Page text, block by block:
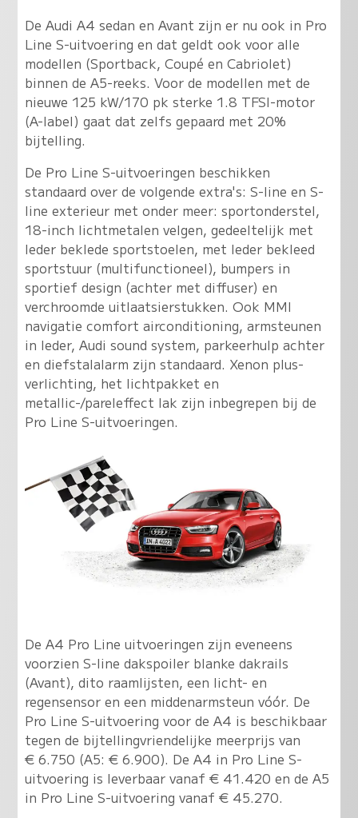
De Audi A4 sedan en Avant zijn er nu ook in Pro
Line S-uitvoering en dat geldt ook voor alle
modellen (Sportback, Coupé en Cabriolet)
binnen de A5-reeks. Voor de modellen met de
nieuwe 125 kW/170 pk sterke 1.8 TFSI-motor
(A-label) gaat dat zelfs gepaard met 20%
bijtelling.
De Pro Line S-uitvoeringen beschikken
standaard over de volgende extra's: S-line en S-
line exterieur met onder meer: sportonderstel,
18-inch lichtmetalen velgen, gedeeltelijk met
leder beklede sportstoelen, met leder bekleed
sportstuur (multifunctioneel), bumpers in
sportief design (achter met diffuser) en
verchroomde uitlaatsierstukken. Ook MMI
navigatie comfort airconditioning, armsteunen
in leder, Audi sound system, parkeerhulp achter
en diefstalalarm zijn standaard. Xenon plus-
verlichting, het lichtpakket en
metallic-/pareleffect lak zijn inbegrepen bij de
Pro Line S-uitvoeringen.
De A4 Pro Line uitvoeringen zijn eveneens
voorzien S-line dakspoiler blanke dakrails
(Avant), dito raamlijsten, een licht- en
regensensor en een middenarmsteun vóór. De
Pro Line S-uitvoering voor de A4 is beschikbaar
tegen de bijtellingvriendelijke meerprijs van
€ 6.750 (A5: € 6.900). De A4 in Pro Line S-
uitvoering is leverbaar vanaf € 41.420 en de A5
in Pro Line S-uitvoering vanaf € 45.270.